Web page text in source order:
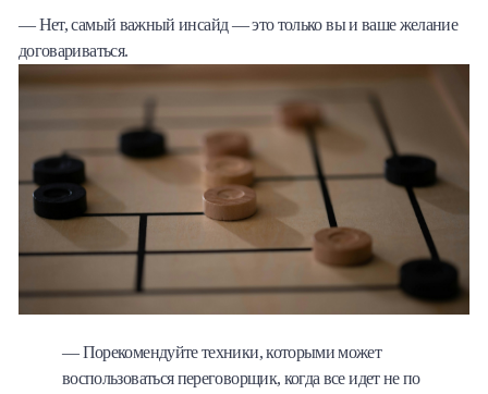
— Нет, самый важный инсайд — это только вы и ваше желание
договариваться.
— Порекомендуйте техники, которыми может
воспользоваться переговорщик, когда все идет не по